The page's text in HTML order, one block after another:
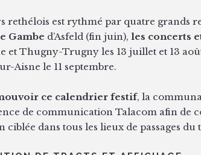
rethélois est rythmé par quatre grands
Gambe d’Asfeld (fin juin), les concerts
et Thugny-Trugny les 13 juillet et 13
Aisne le 11 septembre.
ce calendrier festif, la
de communication Talacom afin de
ciblée dans tous les lieux de passages